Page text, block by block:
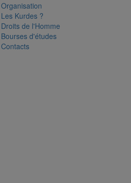
Organisation
Les Kurdes ?
Droits de l'Homme
Bourses d'études
Contacts